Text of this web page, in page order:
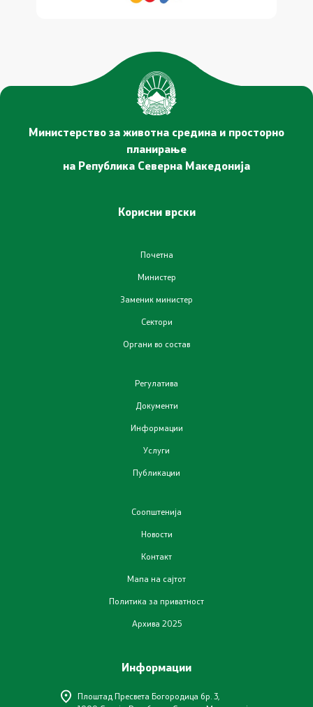
Министерство за животна средина и просторно
планирање
на Република Северна Македонија
Корисни врски
Почетна
Министер
Заменик министер
Сектори
Органи во состав
Регулатива
Документи
Информации
Услуги
Публикации
Соопштенија
Новости
Контакт
Мапа на сајтот
Политика за приватност
Архива 2025
Информации
Плоштад Пресвета Богородица бр. 3,